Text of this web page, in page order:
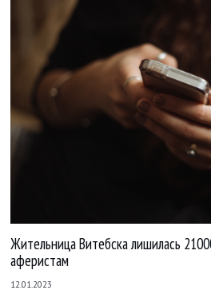
Жительница Витебска лишилась
аферистам
12.01.2023